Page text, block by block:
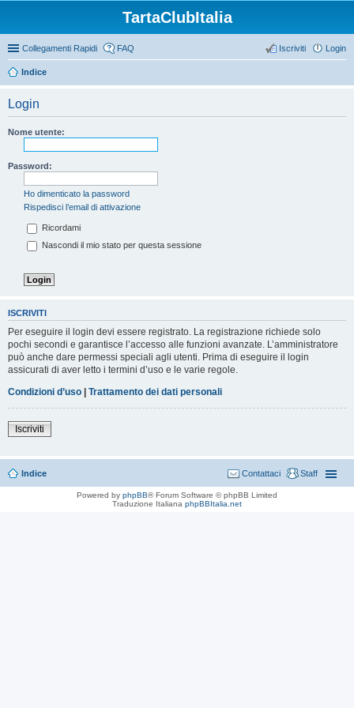
TartaClubItalia
Collegamenti Rapidi FAQ Login
Iscriviti
Indice
Login
Nome utente:
Password:
Ho dimenticato la password
Rispedisci l’email di attivazione
Ricordami
Nascondi il mio stato per questa sessione
ISCRIVITI
Per eseguire il login devi essere registrato. La registrazione richiede solo
pochi secondi e garantisce l’accesso alle funzioni avanzate. L’amministratore
può anche dare permessi speciali agli utenti. Prima di eseguire il login
assicurati di aver letto i termini d’uso e le varie regole.
Condizioni d’uso | Trattamento dei dati personali
Iscriviti
Indice Staff
Contattaci
Powered by phpBB® Forum Software © phpBB Limited
Traduzione Italiana phpBBItalia.net